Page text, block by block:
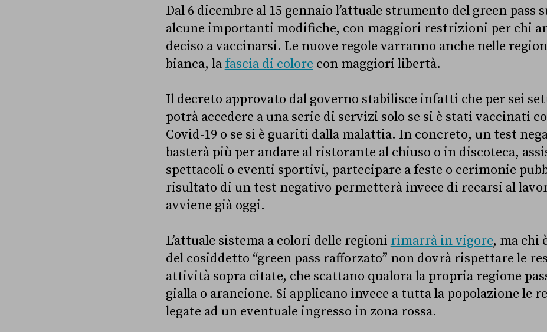
Dal 6 dicembre al 15 gennaio l’attuale strumento del green pass
alcune importanti modifiche, con maggiori restrizioni per chi
deciso a vaccinarsi. Le nuove regole varranno anche nelle
bianca, la fascia di colore con maggiori libertà.
Il decreto approvato dal governo stabilisce infatti che per sei
potrà accedere a una serie di servizi solo se si è stati vaccinati
Covid-19 o se si è guariti dalla malattia. In concreto, un test
basterà più per andare al ristorante al chiuso o in discoteca,
spettacoli o eventi sportivi, partecipare a feste o cerimonie
risultato di un test negativo permetterà invece di recarsi al
avviene già oggi.
L’attuale sistema a colori delle regioni rimarrà in vigore, ma chi
del cosiddetto “green pass rafforzato” non dovrà rispettare le
attività sopra citate, che scattano qualora la propria regione
gialla o arancione. Si applicano invece a tutta la popolazione le
legate ad un eventuale ingresso in zona rossa.